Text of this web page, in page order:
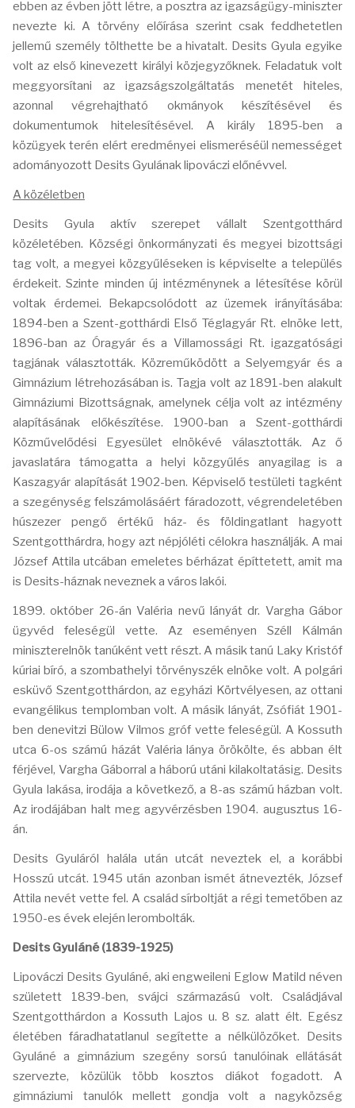
ebben az évben jött létre, a posztra az igazságügy-miniszter
nevezte ki. A törvény előírása szerint csak feddhetetlen
jellemű személy tölthette be a hivatalt. Desits Gyula egyike
volt az első kinevezett királyi közjegyzőknek. Feladatuk volt
meggyorsítani az igazságszolgáltatás menetét hiteles,
azonnal végrehajtható okmányok készítésével és
dokumentumok hitelesítésével. A király 1895-ben a
közügyek terén elért eredményei elismeréséül nemességet
adományozott Desits Gyulának lipováczi előnévvel.
A közéletben
Desits Gyula aktív szerepet vállalt Szentgotthárd
közéletében. Községi önkormányzati és megyei bizottsági
tag volt, a megyei közgyűléseken is képviselte a település
érdekeit. Szinte minden új intézménynek a létesítése körül
voltak érdemei. Bekapcsolódott az üzemek irányításába:
1894-ben a Szent-gotthárdi Első Téglagyár Rt. elnöke lett,
1896-ban az Óragyár és a Villamossági Rt. igazgatósági
tagjának választották. Közreműködött a Selyemgyár és a
Gimnázium létrehozásában is. Tagja volt az 1891-ben alakult
Gimnáziumi Bizottságnak, amelynek célja volt az intézmény
alapításának előkészítése. 1900-ban a Szent-gotthárdi
Közművelődési Egyesület elnökévé választották. Az ő
javaslatára támogatta a helyi közgyűlés anyagilag is a
Kaszagyár alapítását 1902-ben. Képviselő testületi tagként
a szegénység felszámolásáért fáradozott, végrendeletében
húszezer pengő értékű ház- és földingatlant hagyott
Szentgotthárdra, hogy azt népjóléti célokra használják. A mai
József Attila utcában emeletes bérházat építtetett, amit ma
is Desits-háznak neveznek a város lakói.
1899. október 26-án Valéria nevű lányát dr. Vargha Gábor
ügyvéd feleségül vette. Az eseményen Széll Kálmán
miniszterelnök tanúként vett részt. A másik tanú Laky Kristóf
kúriai bíró, a szombathelyi törvényszék elnöke volt. A polgári
esküvő Szentgotthárdon, az egyházi Körtvélyesen, az ottani
evangélikus templomban volt. A másik lányát, Zsófiát 1901-
ben denevitzi Bülow Vilmos gróf vette feleségül. A Kossuth
utca 6-os számú házát Valéria lánya örökölte, és abban élt
férjével, Vargha Gáborral a háború utáni kilakoltatásig. Desits
Gyula lakása, irodája a következő, a 8-as számú házban volt.
Az irodájában halt meg agyvérzésben 1904. augusztus 16-
án.
Desits Gyuláról halála után utcát neveztek el, a korábbi
Hosszú utcát. 1945 után azonban ismét átnevezték, József
Attila nevét vette fel. A család sírboltját a régi temetőben az
1950-es évek elején lerombolták.
Desits Gyuláné (1839-1925)
Lipováczi Desits Gyuláné, aki engweileni Eglow Matild néven
született 1839-ben, svájci származású volt. Családjával
Szentgotthárdon a Kossuth Lajos u. 8 sz. alatt élt. Egész
életében fáradhatatlanul segítette a nélkülözőket. Desits
Gyuláné a gimnázium szegény sorsú tanulóinak ellátását
szervezte, közülük több kosztos diákot fogadott. A
gimnáziumi tanulók mellett gondja volt a nagyközség